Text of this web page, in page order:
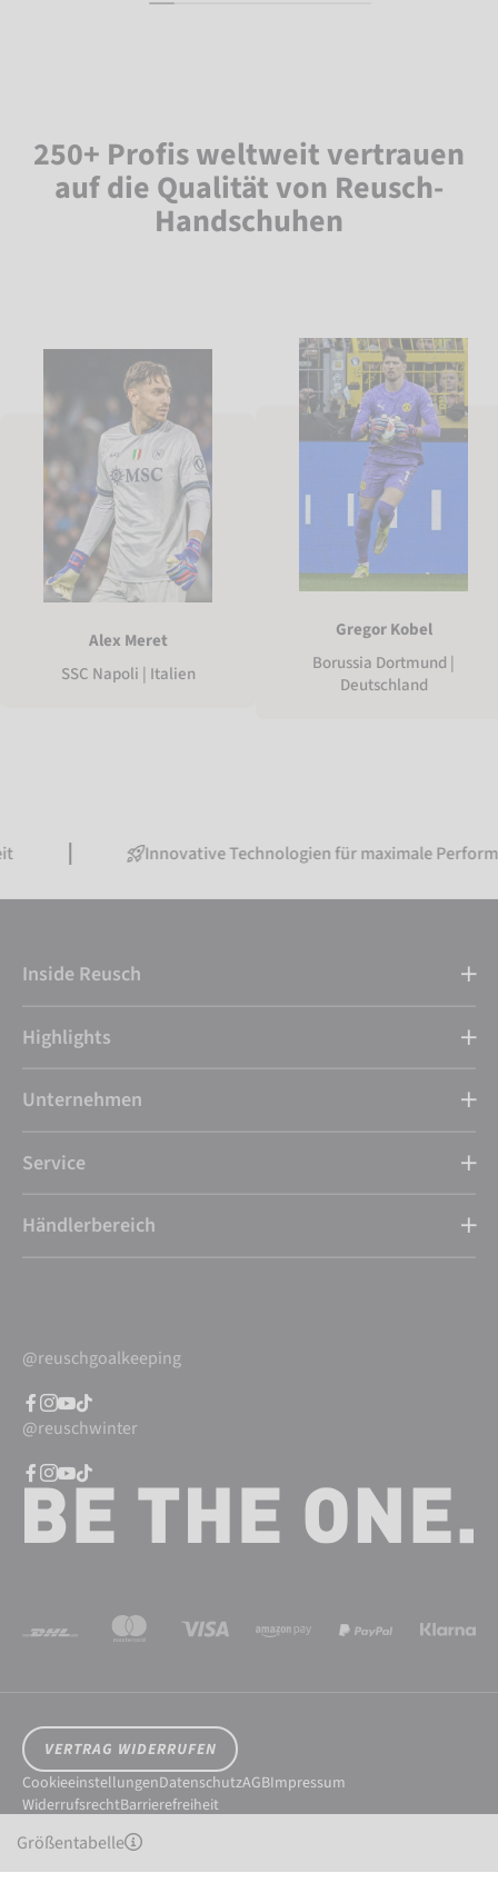
Größentabelle
250+ Profis weltweit vertrauen
auf die Qualität von Reusch-
Handschuhen
Alex Meret
SSC Napoli | Italien
Gregor Kobel
Borussia Dortmund |
Deutschland
Innovative Technologien für maximale Performance
Inside Reusch
Highlights
Unternehmen
Service
Händlerbereich
@reuschgoalkeeping
@reuschwinter
VERTRAG WIDERRUFEN
CookieeinstellungenDatenschutzAGBImpressum
WiderrufsrechtBarrierefreiheit
© 2026 Reusch International SpA - AG